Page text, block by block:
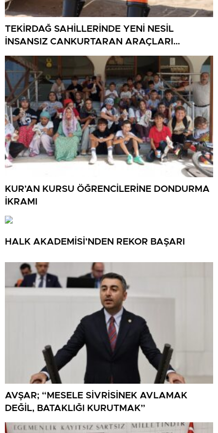
TEKİRDAĞ SAHİLLERİNDE YENİ NESİL
İNSANSIZ CANKURTARAN ARAÇLARI
GÖREVDE
KUR’AN KURSU ÖĞRENCİLERİNE DONDURMA
İKRAMI
HALK AKADEMİSİ’NDEN REKOR BAŞARI
AVŞAR; “MESELE SİVRİSİNEK AVLAMAK
DEĞİL, BATAKLIĞI KURUTMAK”